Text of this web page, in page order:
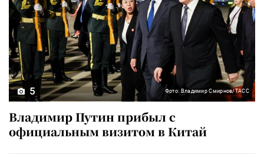
5 Фото: Владимир Смирнов/ТАСС
Владимир Путин прибыл с
официальным визитом в Китай